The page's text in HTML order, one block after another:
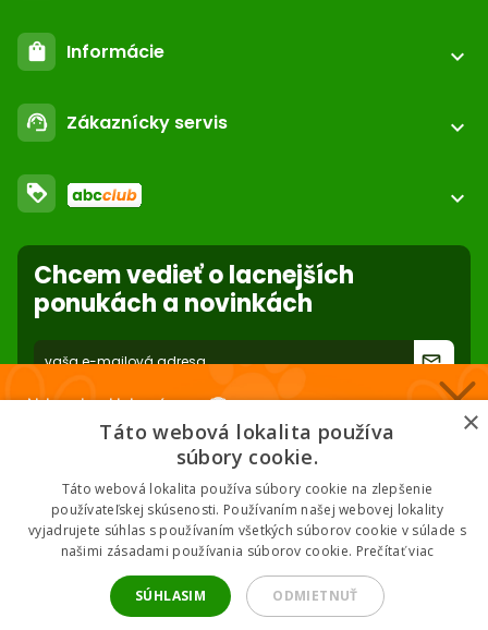
location_on
Nižné Kapustníky 2 040 12 Košice - Nad jazerom
email podpora@abc-zoo.sk
shopping_bag Informácie expand_more
Registrácia / login
Kontakt
O nás
Nastavenia súborov cookie
support_agent Zákaznícky servis expand_more
Obchodné podmienky
Dodacie podmienky
Reklamácie
Ochrana osobných údajov
loyalty expand_more
Použite body a nakupujte lacnejšie!
Viac info
Chcem vedieť o lacnejších
ponukách a novinkách
forward_to_inbox
* Zadaním e-mailu súhlasíte so spracovaním osobných údajov na účely
2026 © ABC-ZOO • Všetky práva vyhradené
Nakupuj za klubové ceny 🏆
Nižšie ceny na vybrané produkty. 2 % cashback. Členstvo zadarmo.
Chcem klubové ceny
* Odoslaním súhlasíš so zásadami spracovania údajov.
×
Táto webová lokalita používa
súbory cookie.
Táto webová lokalita používa súbory cookie na zlepšenie
používateľskej skúsenosti. Používaním našej webovej lokality
vyjadrujete súhlas s používaním všetkých súborov cookie v súlade s
našimi zásadami používania súborov cookie. Prečítať viac
SÚHLASIM ODMIETNUŤ